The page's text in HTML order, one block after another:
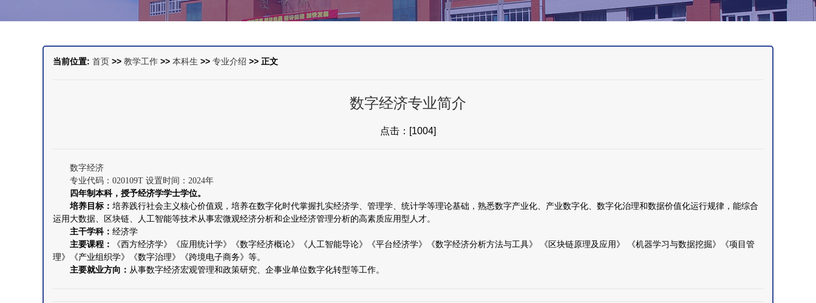
当前位置: 首页 >> 教学工作 >> 本科生 >> 专业介绍 >> 正文
数字经济专业简介
点击：[1004]
数字经济
专业代码：020109T 设置时间：2024年
四年制本科，授予经济学学士学位。
培养目标： 培养践行社会主义核心价值观，培养在数字化时代掌握扎实经济学、管理学、统计学等理论基础，熟悉数字产业化、产业数字化、数字化治理和数据价值化运行规律，能综合
运用大数据、区块链、人工智能等技术从事宏微观经济分析和企业经济管理分析的高素质应用型人才。
主干学科： 经济学
主要课程：
《西方经济学》《应用统计学》《数字经济概论》《人工智能导论》《平台经济学》《数字经济分析方法与工具》 《区块链原理及应用》 《机器学习与数据挖掘》《项目管
理》《产业组织学》《数字治理》《跨境电子商务》等。
主要就业方向： 从事数字经济宏观管理和政策研究、企事业单位数字化转型等工作。